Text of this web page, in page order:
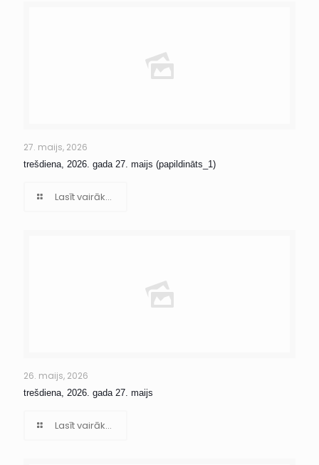
27. maijs, 2026
trešdiena, 2026. gada 27. maijs (papildināts_1)
Lasīt vairāk...
26. maijs, 2026
trešdiena, 2026. gada 27. maijs
Lasīt vairāk...